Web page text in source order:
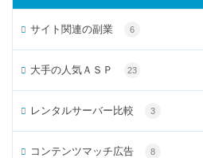
サイト関連の副業 6
大手の人気ＡＳＰ 23
レンタルサーバー比較 3
コンテンツマッチ広告 8